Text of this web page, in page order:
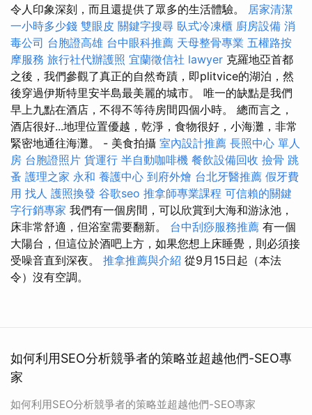
令人印象深刻，而且還提供了眾多的生活體驗。 居家清潔
一小時多少錢 雙眼皮 關鍵字搜尋 臥式冷凍櫃 廚房設備 消
毒公司 台胞證高雄 台中眼科推薦 天母整骨專業 五權路按
摩服務 旅行社代辦護照 宜蘭徵信社 lawyer 克羅地亞首都
之後，我們參觀了真正的自然奇蹟，即plitvice的湖泊，然
後穿過伊斯特里安半島最美麗的城市。 唯一的缺點是我們
早上九點在酒店，不得不等待房間四個小時。 總而言之，
酒店很好...地理位置優越，乾淨，食物很好，小海灘，非常
緊密地通往海灘。 - 美食拍攝 室內設計推薦 長照中心 單人
房 台胞證照片 貨運行 半自動咖啡機 餐飲設備回收 撿骨 跳
蚤 護理之家 永和 養護中心 到府外燴 台北牙醫推薦 假牙費
用 找人 護照換發 谷歌seo 推拿師專業課程 可信賴的關鍵
字行銷專家 我們有一個房間，可以欣賞到大海和游泳池，
床非常舒適，但浴室需要翻新。 台中刮痧服務推薦 有一個
大陽台，但這位於酒吧上方，如果您想上床睡覺，則必須接
受噪音直到深夜。 推拿推薦與介紹 從9月15日起（本法
令）沒有空調。
如何利用SEO分析競爭者的策略並超越他們-SEO專
家
如何利用SEO分析競爭者的策略並超越他們-SEO專家